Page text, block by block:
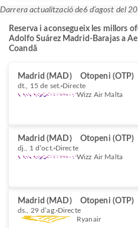
Darrera actualització de6 d’agost del
Reserva i aconsegueix les millors
Adolfo Suárez Madrid-Barajas a
Coandă
Madrid (MAD) Otopeni (OTP)
dt., 15 de set. Directe
Wizz Air Malta
Madrid (MAD) Otopeni (OTP)
dj., 1 d’oct. Directe
Wizz Air Malta
Madrid (MAD) Otopeni (OTP)
ds., 29 d’ag. Directe
Ryanair